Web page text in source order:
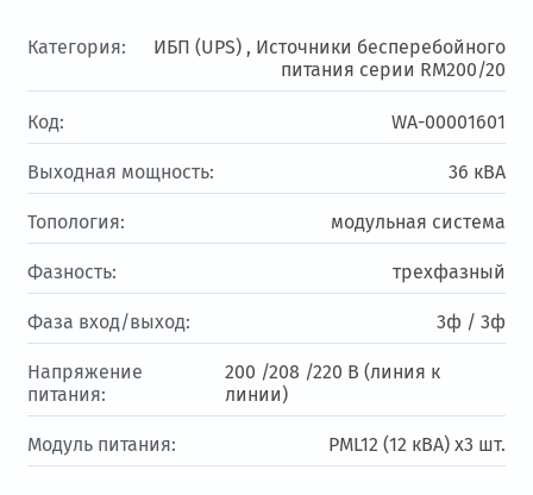
Категория: ИБП (UPS) , Источники бесперебойного
питания серии RM200/20
Код: WA-00001601
Выходная мощность: 36 кВА
Топология: модульная система
Фазность: трехфазный
Фаза вход/выход: 3ф / 3ф
Напряжение
питания:
200 /208 /220 В (линия к
линии)
Модуль питания: PML12 (12 кВА) x3 шт.